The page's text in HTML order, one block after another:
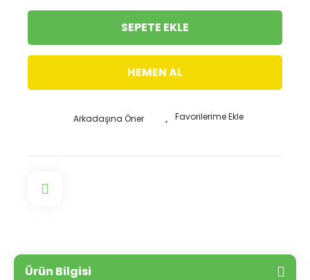
SEPETE EKLE
HEMEN AL
Arkadaşına Öner
Ürün Bilgisi